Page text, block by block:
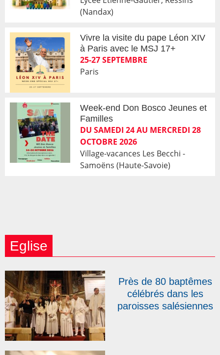
(Nandax)
Vivre la visite du pape Léon XIV
à Paris avec le MSJ 17+
25-27 SEPTEMBRE
Paris
Week-end Don Bosco Jeunes et
Familles
DU SAMEDI 24 AU MERCREDI 28
OCTOBRE 2026
Village-vacances Les Becchi -
Samoëns (Haute-Savoie)
Eglise
Près de 80 baptêmes
célébrés dans les
paroisses salésiennes